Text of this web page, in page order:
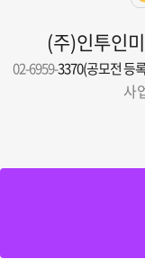
(주)인투인
02-6959-3370(공모전 등
사